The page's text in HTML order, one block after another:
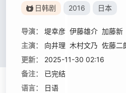
日韩剧 2016 日本
导演： 堤幸彦 伊藤雄介 加藤新
主演：
向井理 木村文乃 佐藤二
更新：
2025-11-30 02:16
备注：
已完结
语言：
日语